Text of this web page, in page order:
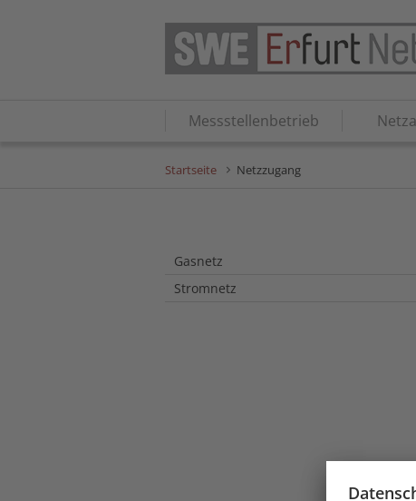
Messstellenbetrieb
Startseite Netzzugang
Gasnetz
Stromnetz